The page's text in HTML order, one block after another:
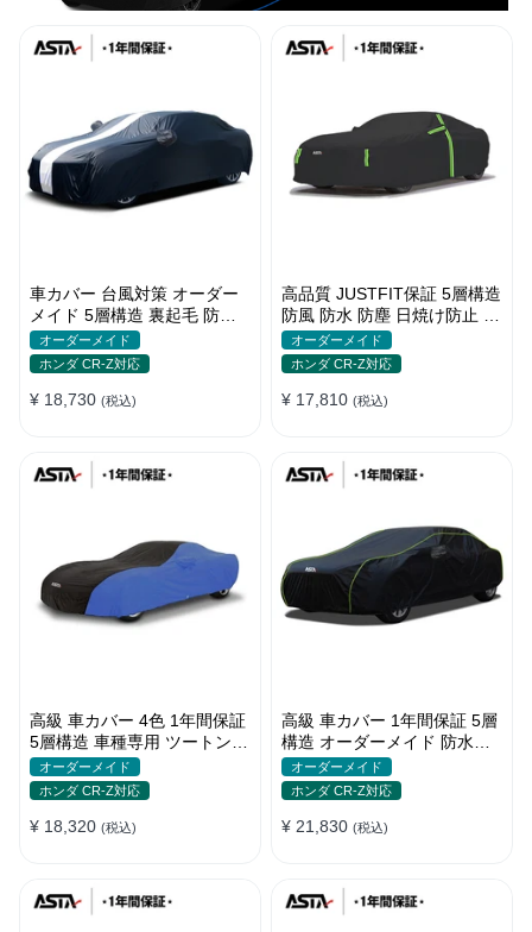
車カバー 台風対策 オーダー
メイド 5層構造 裏起毛 防水
防雨 軽/普自動車 SUV対応 お
すすめ
オーダーメイド
ホンダ CR-Z対応
¥ 18,730 (税込)
高品質 JUSTFIT保証 5層構造
防風 防水 防塵 日焼け防止 高
級 ボディカバー
オーダーメイド
ホンダ CR-Z対応
¥ 17,810 (税込)
高級 車カバー 4色 1年間保証
5層構造 車種専用 ツートンカ
ラー オーダーメイド 防水 耐
久性
オーダーメイド
ホンダ CR-Z対応
¥ 18,320 (税込)
高級 車カバー 1年間保証 5層
構造 オーダーメイド 防水防
塵 裏起毛 車種専用
オーダーメイド
ホンダ CR-Z対応
¥ 21,830 (税込)